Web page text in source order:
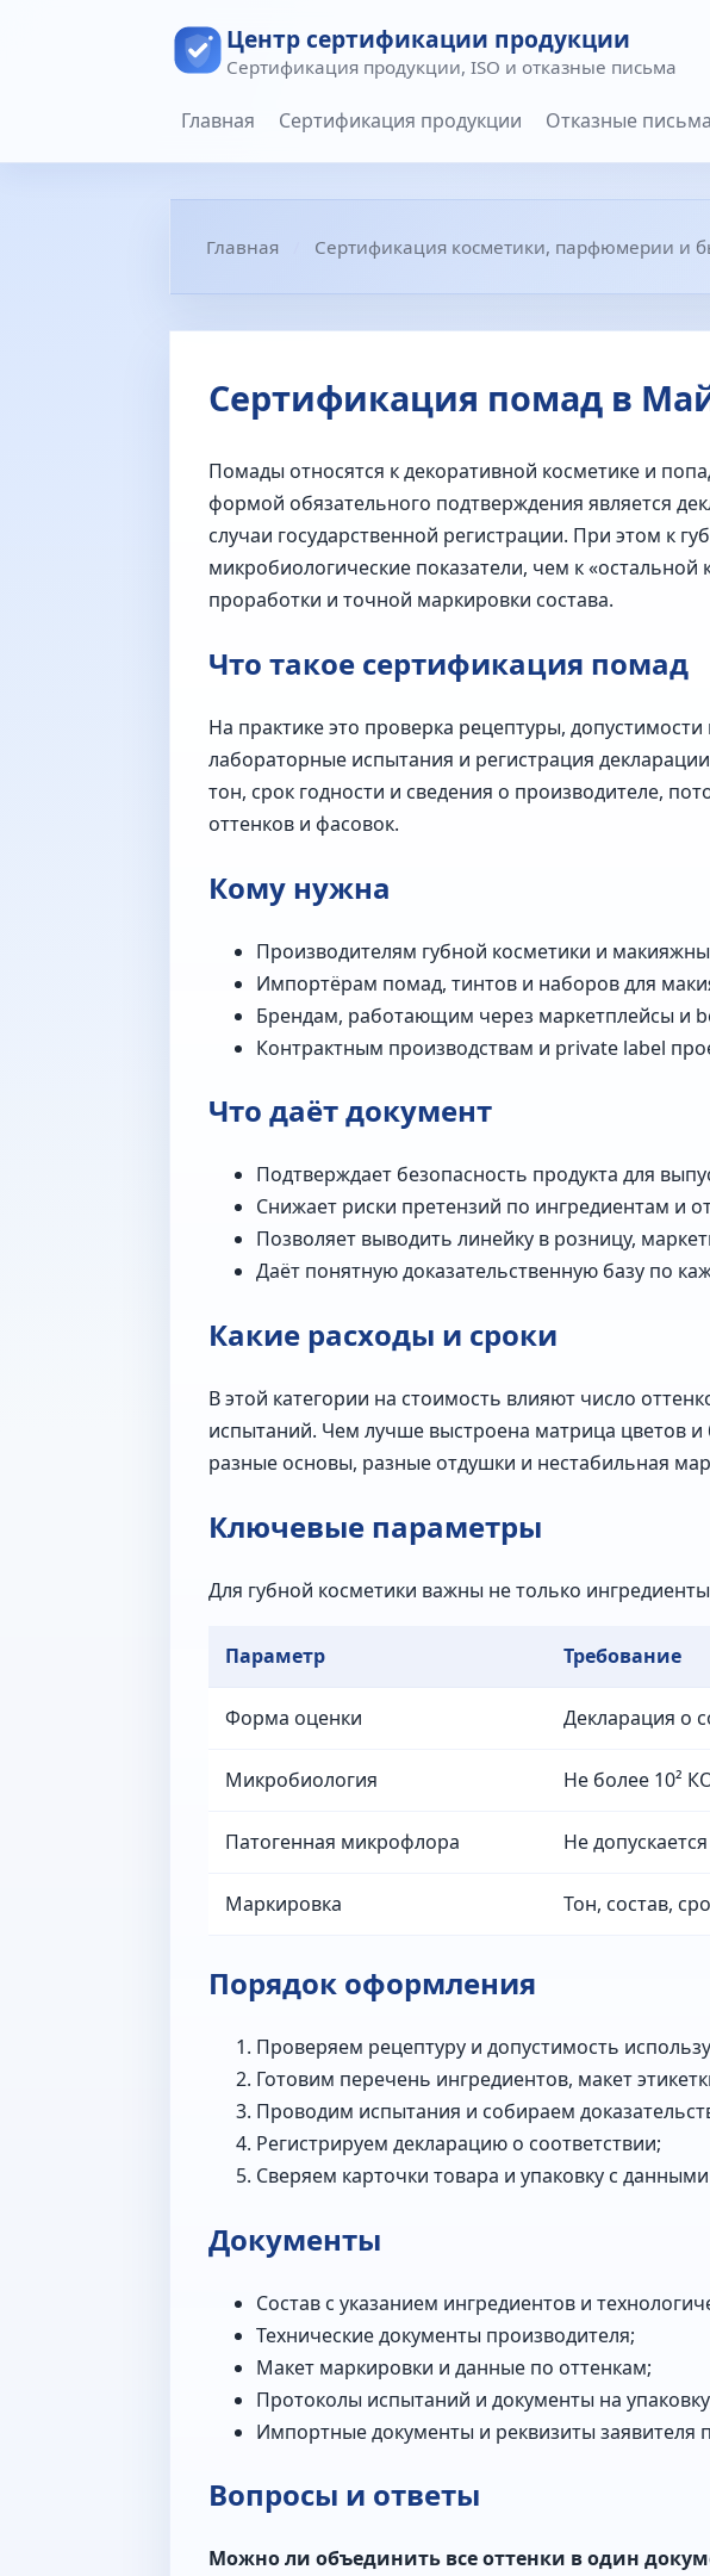
Центр сертификации продукции
Сертификация продукции, ISO и отказные письма
Главная Сертификация продукции Отказные письма
Главная Сертификация косметики, парфюмерии и
Сертификация помад в
Помады относятся к декоративной косметике и
формой обязательного подтверждения является
случаи государственной регистрации. При этом к
микробиологические показатели, чем к
проработки и точной маркировки состава.
Что такое сертификация помад
На практике это проверка рецептуры,
лабораторные испытания и регистрация
тон, срок годности и сведения о производителе,
оттенков и фасовок.
Кому нужна
Производителям губной косметики и
Импортёрам помад, тинтов и наборов для
Брендам, работающим через маркетплейсы и
Контрактным производствам и private label
Что даёт документ
Подтверждает безопасность продукта для
Снижает риски претензий по ингредиентам и
Позволяет выводить линейку в розницу,
Даёт понятную доказательственную базу по
Какие расходы и сроки
В этой категории на стоимость влияют число
испытаний. Чем лучше выстроена матрица цветов
разные основы, разные отдушки и нестабильная
Ключевые параметры
Для губной косметики важны не только
Параметр Требование
Форма оценки Декларация о
Микробиология Не более 10²
Патогенная микрофлора Не
Маркировка Тон, состав,
Порядок оформления
Проверяем рецептуру и допустимость
Готовим перечень ингредиентов, макет
Проводим испытания и собираем
Регистрируем декларацию о соответствии;
Сверяем карточки товара и упаковку с
Документы
Состав с указанием ингредиентов и
Технические документы производителя;
Макет маркировки и данные по оттенкам;
Протоколы испытаний и документы на
Импортные документы и реквизиты заявителя
Вопросы и ответы
Можно ли объединить все оттенки в один